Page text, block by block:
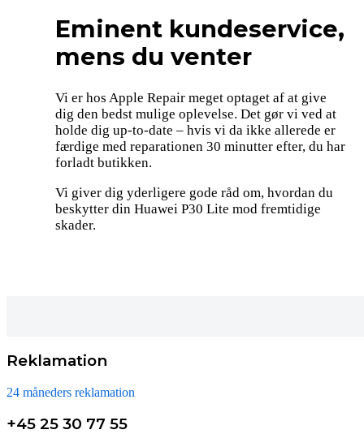
Eminent kundeservice,
mens du venter
Vi er hos Apple Repair meget optaget af at give
dig den bedst mulige oplevelse. Det gør vi ved at
holde dig up-to-date – hvis vi da ikke allerede er
færdige med reparationen 30 minutter efter, du har
forladt butikken.
Vi giver dig yderligere gode råd om, hvordan du
beskytter din Huawei P30 Lite mod fremtidige
skader.
Reklamation
24 måneders reklamation
+45 25 30 77 55